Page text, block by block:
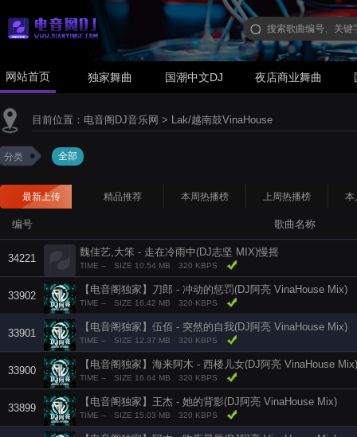
网站首页 独家舞曲 国潮中文DJ 夜店商业舞曲
目前位置： 电音阁DJ音乐网 > Lak/越南鼓VinaHouse
分类 全部
最新上传 精品推荐 本周热播榜 上周热播榜 本
编号 歌曲名称
34221
魏佳艺,大笨 - 走在冷雨中(DJ志坚 MIX)慢摇
TIME -- SIZE 10.54 MB 320 KBPS
33902
【电音阁独家】刀郎 - 冲动的惩罚(DJ阿亮 VinaHouse Mix)
TIME -- SIZE 16.42 MB 320 KBPS
33901
【电音阁独家】伍佰 - 突然的自我(DJ阿亮 VinaHouse Mix)
TIME -- SIZE 12.37 MB 320 KBPS
33900
【电音阁独家】海来阿木 - 西楼儿女(DJ阿亮 VinaHouse Mix)
TIME -- SIZE 16.64 MB 320 KBPS
33899
【电音阁独家】王杰 - 她的背影(DJ阿亮 VinaHouse Mix)
TIME -- SIZE 15.03 MB 320 KBPS